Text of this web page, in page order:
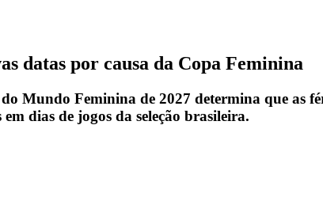
datas por causa da Copa Feminina
Mundo Feminina de 2027 determina que as
dias de jogos da seleção brasileira.